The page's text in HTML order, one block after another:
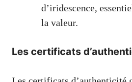
d’iridescence,
la valeur.
Les certificats